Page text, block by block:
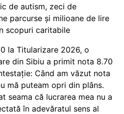
de autism, zeci de
parcurse și milioane de lire
scopuri caritabile
la Titularizare 2026, o
din Sibiu a primit nota 8.70
Când am văzut nota
mă puteam opri din plâns.
seama că lucrarea mea nu a
în adevăratul sens al